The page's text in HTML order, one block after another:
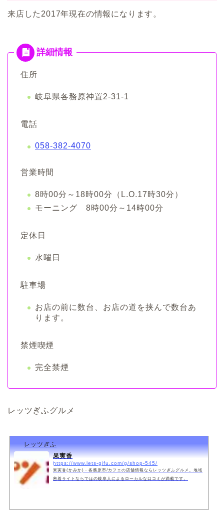
来店した2017年現在の情報になります。
住所
岐阜県各務原神置2-31-1
電話
058-382-4070
営業時間
8時00分～18時00分（L.O.17時30分）
モーニング 8時00分～14時00分
定休日
水曜日
駐車場
お店の前に数台、お店の道を挟んで数台あ
ります。
禁煙喫煙
完全禁煙
レッツぎふグルメ
レッツぎふ
果実香
https://www.lets-gifu.com/g/shop-545/
果実香(かみか)－各務原市/カフェの店舗情報ならレッツぎふグルメ。地域
密着サイトならではの岐阜人によるローカルな口コミが満載です。